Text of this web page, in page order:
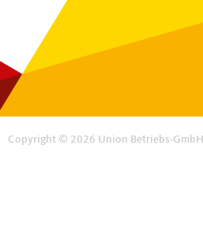
Copyright © 2026 Union Betriebs-GmbH